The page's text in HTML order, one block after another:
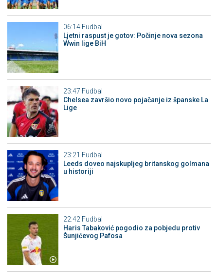
06:14 Fudbal
Ljetni raspust je gotov: Počinje nova sezona
Wwin lige BiH
23:47 Fudbal
Chelsea završio novo pojačanje iz španske La
Lige
23:21 Fudbal
Leeds doveo najskupljeg britanskog golmana
u historiji
22:42 Fudbal
Haris Tabaković pogodio za pobjedu protiv
Šunjićevog Pafosa